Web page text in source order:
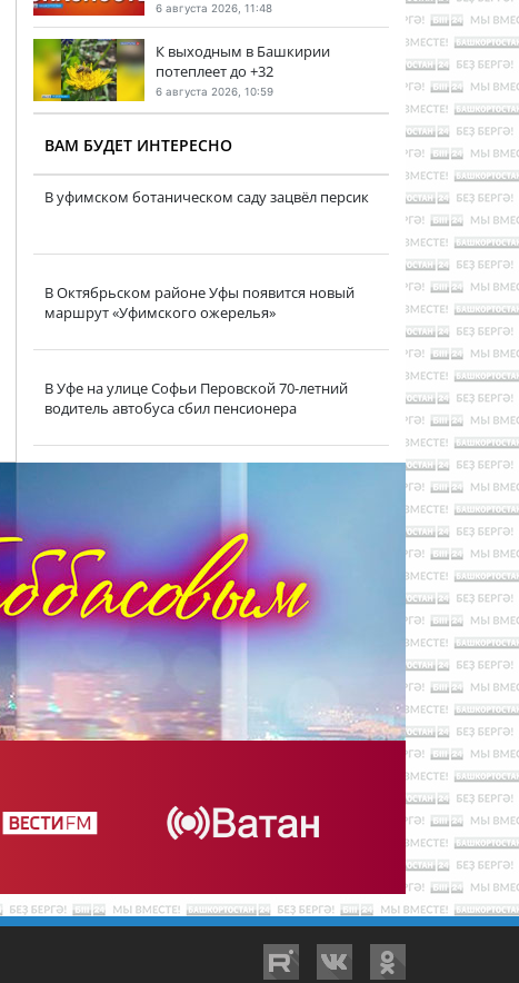
6 августа 2026, 11:48
К выходным в Башкирии
потеплеет до +32
6 августа 2026, 10:59
ВАМ БУДЕТ ИНТЕРЕСНО
В уфимском ботаническом саду зацвёл персик
В Октябрьском районе Уфы появится новый
маршрут «Уфимского ожерелья»
В Уфе на улице Софьи Перовской 70-летний
водитель автобуса сбил пенсионера